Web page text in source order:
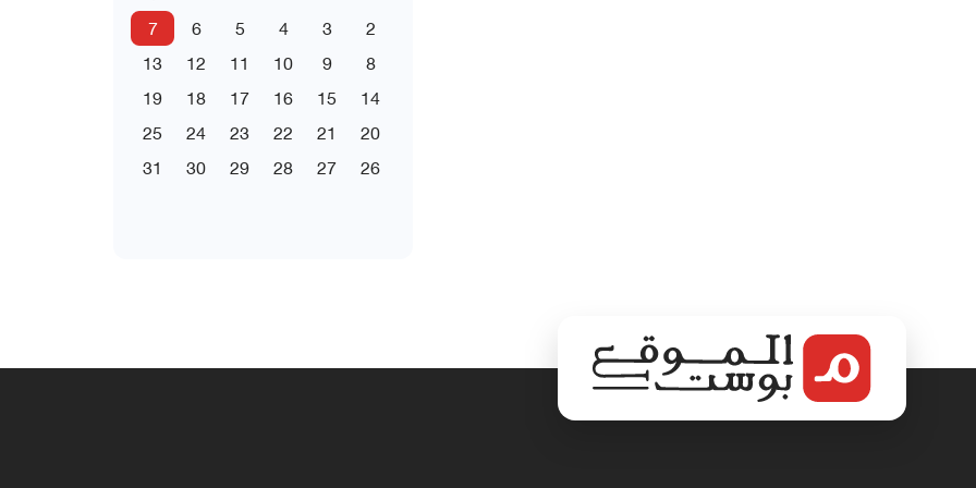
2
3
4
5
6
7
8
9
10
11
12
13
14
15
16
17
18
19
20
21
22
23
24
25
26
27
28
29
30
31